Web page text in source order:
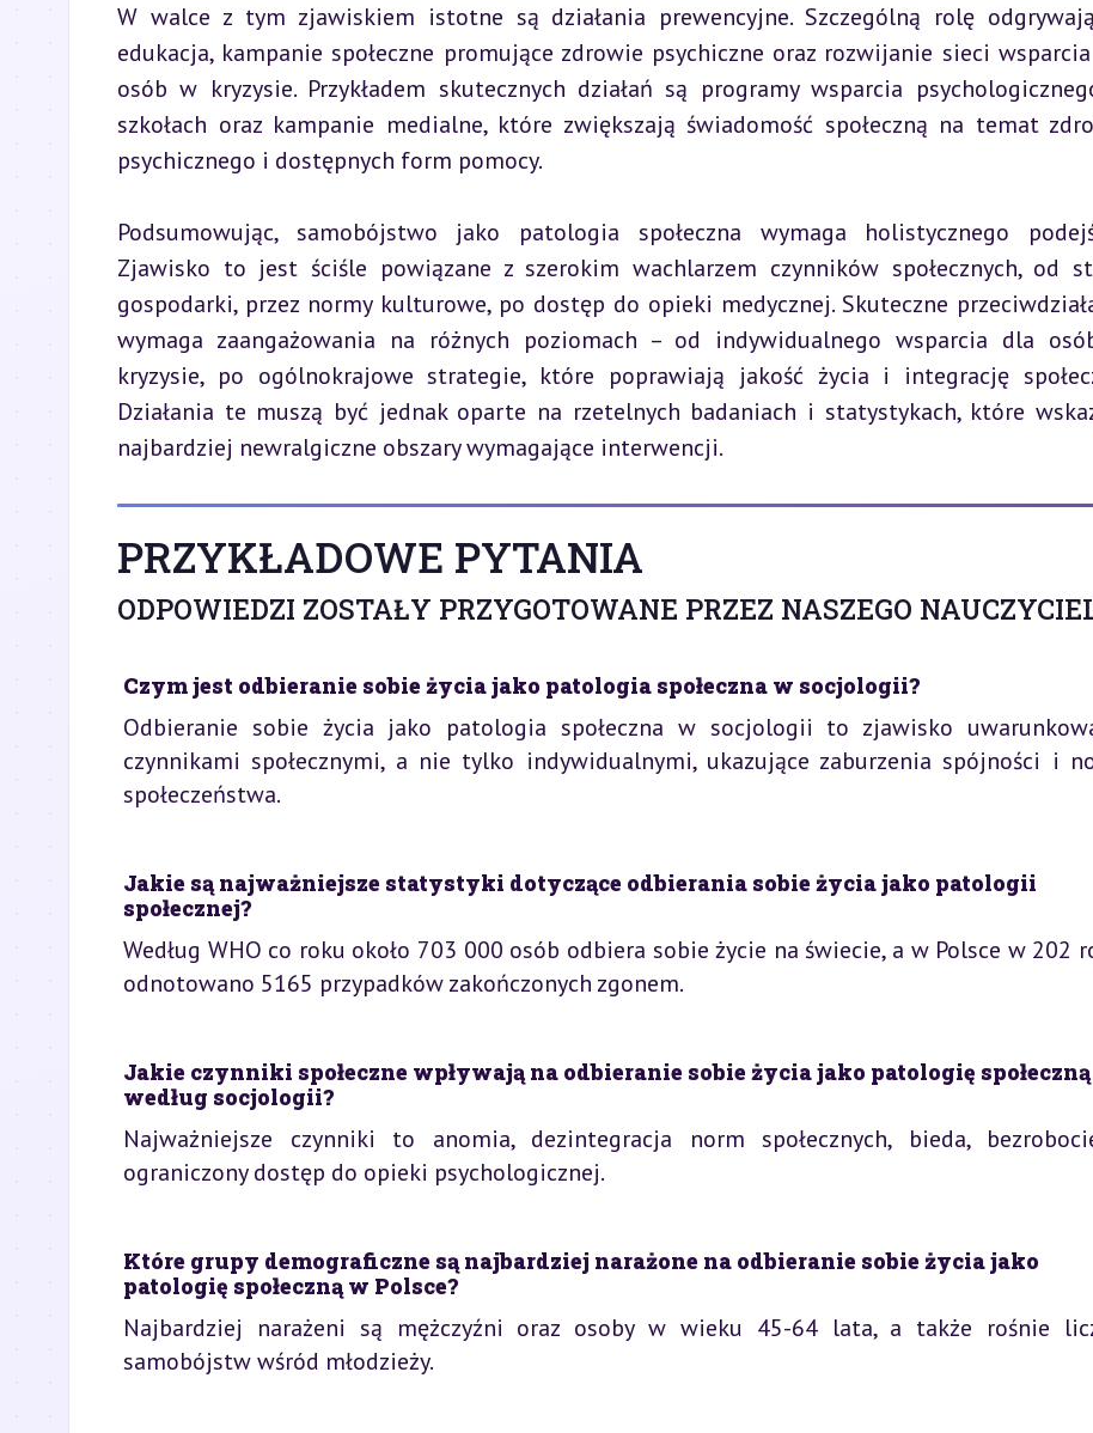
W walce z tym zjawiskiem istotne są działania prewencyjne. Szczególną rolę
edukacja, kampanie społeczne promujące zdrowie psychiczne oraz rozwijanie sieci
osób w kryzysie. Przykładem skutecznych działań są programy wsparcia
szkołach oraz kampanie medialne, które zwiększają świadomość społeczną na temat
psychicznego i dostępnych form pomocy.
Podsumowując, samobójstwo jako patologia społeczna wymaga holistycznego
Zjawisko to jest ściśle powiązane z szerokim wachlarzem czynników społecznych, od
gospodarki, przez normy kulturowe, po dostęp do opieki medycznej. Skuteczne
wymaga zaangażowania na różnych poziomach – od indywidualnego wsparcia dla
kryzysie, po ogólnokrajowe strategie, które poprawiają jakość życia i integrację
Działania te muszą być jednak oparte na rzetelnych badaniach i statystykach, które
najbardziej newralgiczne obszary wymagające interwencji.
PRZYKŁADOWE PYTANIA
ODPOWIEDZI ZOSTAŁY PRZYGOTOWANE PRZEZ NASZEGO
Czym jest odbieranie sobie życia jako patologia społeczna w socjologii?
Odbieranie sobie życia jako patologia społeczna w socjologii to zjawisko
czynnikami społecznymi, a nie tylko indywidualnymi, ukazujące zaburzenia spójności i
społeczeństwa.
Jakie są najważniejsze statystyki dotyczące odbierania sobie życia jako patologii
społecznej?
Według WHO co roku około 703 000 osób odbiera sobie życie na świecie, a w Polsce w 202
odnotowano 5165 przypadków zakończonych zgonem.
Jakie czynniki społeczne wpływają na odbieranie sobie życia jako patologię społeczną
według socjologii?
Najważniejsze czynniki to anomia, dezintegracja norm społecznych, bieda,
ograniczony dostęp do opieki psychologicznej.
Które grupy demograficzne są najbardziej narażone na odbieranie sobie życia jako
patologię społeczną w Polsce?
Najbardziej narażeni są mężczyźni oraz osoby w wieku 45-64 lata, a także rośnie
samobójstw wśród młodzieży.